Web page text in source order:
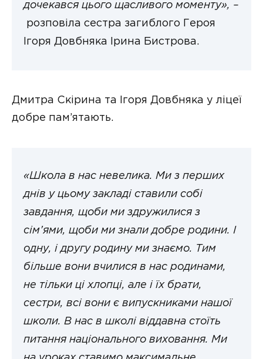
дочекався цього щасливого моменту», –
розповіла сестра загиблого Героя
Ігоря Довбняка Ірина Бистрова.
Дмитра Скірина та Ігоря Довбняка у ліцеї
добре пам’ятають.
«Школа в нас невелика. Ми з перших
днів у цьому закладі ставили собі
завдання, щоби ми здружилися з
сім’ями, щоби ми знали добре родини. І
одну, і другу родину ми знаємо. Тим
більше вони вчилися в нас родинами,
не тільки ці хлопці, але і їх брати,
сестри, всі вони є випускниками нашої
школи. В нас в школі віддавна стоїть
питання національного виховання. Ми